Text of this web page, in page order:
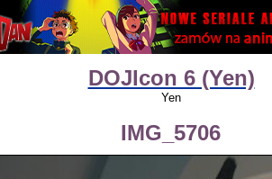
DOJIcon 6 (Yen)
Yen
IMG_5706